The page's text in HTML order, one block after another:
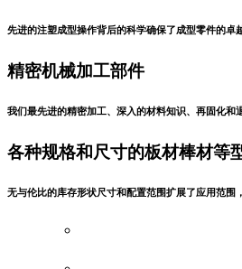
先进的注塑成型操作背后的科学确保了成型零件的
精密机械加工部件
我们最先进的精密加工、深入的材料知识、再固化
各种规格和尺寸的板材棒材等
无与伦比的库存形状尺寸和配置范围扩展了应用范